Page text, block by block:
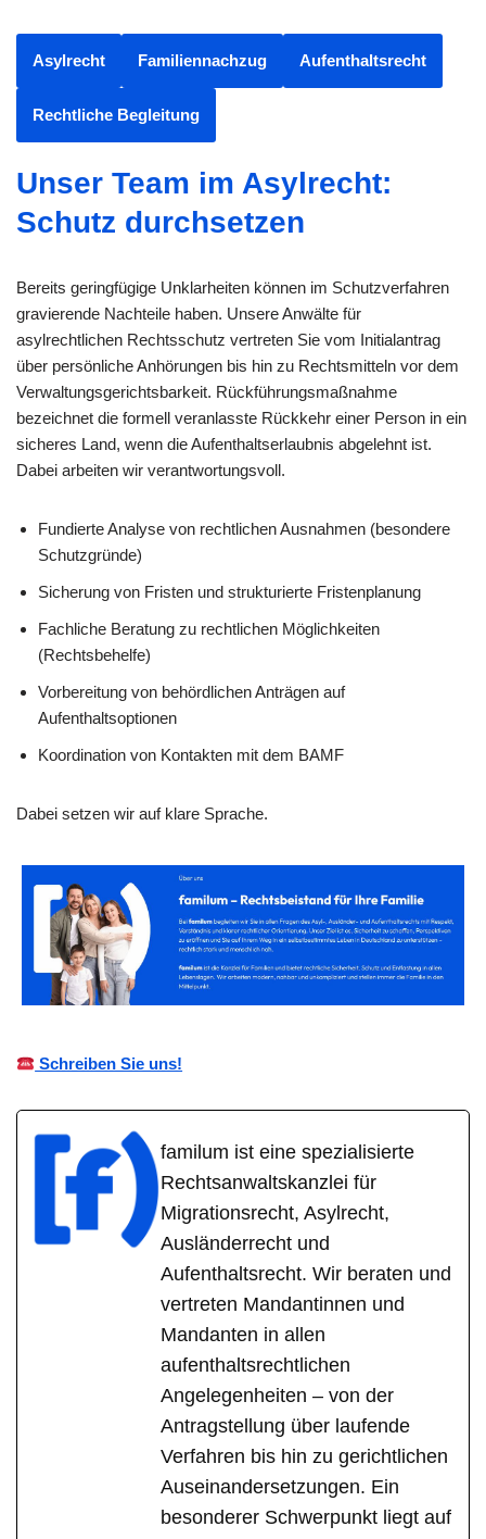
Asylrecht Familiennachzug Aufenthaltsrecht
Rechtliche Begleitung
Unser Team im Asylrecht:
Schutz durchsetzen
Bereits geringfügige Unklarheiten können im Schutzverfahren
gravierende Nachteile haben. Unsere Anwälte für
asylrechtlichen Rechtsschutz vertreten Sie vom Initialantrag
über persönliche Anhörungen bis hin zu Rechtsmitteln vor dem
Verwaltungsgerichtsbarkeit. Rückführungsmaßnahme
bezeichnet die formell veranlasste Rückkehr einer Person in ein
sicheres Land, wenn die Aufenthaltserlaubnis abgelehnt ist.
Dabei arbeiten wir verantwortungsvoll.
Fundierte Analyse von rechtlichen Ausnahmen (besondere
Schutzgründe)
Sicherung von Fristen und strukturierte Fristenplanung
Fachliche Beratung zu rechtlichen Möglichkeiten
(Rechtsbehelfe)
Vorbereitung von behördlichen Anträgen auf
Aufenthaltsoptionen
Koordination von Kontakten mit dem BAMF
Dabei setzen wir auf klare Sprache.
Schreiben Sie uns!
familum ist eine spezialisierte
Rechtsanwaltskanzlei für
Migrationsrecht, Asylrecht,
Ausländerrecht und
Aufenthaltsrecht. Wir beraten und
vertreten Mandantinnen und
Mandanten in allen
aufenthaltsrechtlichen
Angelegenheiten – von der
Antragstellung über laufende
Verfahren bis hin zu gerichtlichen
Auseinandersetzungen. Ein
besonderer Schwerpunkt liegt auf